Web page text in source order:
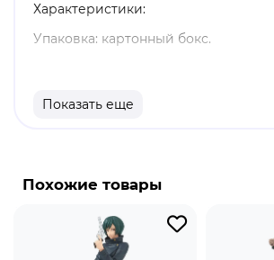
Характеристики:
Упаковка: картонный бокс.
Высота: 9 см.
Бренд: Banpresto.
частью Команды 7, Сакура быстро
неподготовленность к суровой
Показать еще
Похожие товары